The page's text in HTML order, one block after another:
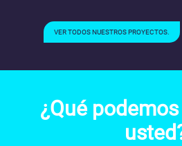
VER TODOS NUESTROS PROYECTOS.
¿Qué